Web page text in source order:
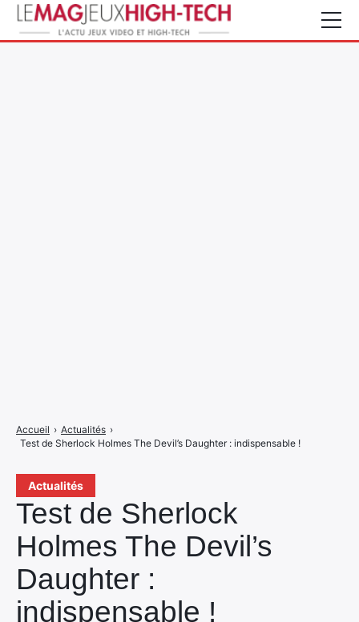
Actualités
Test de Sherlock
Holmes The Devil’s
Daughter :
indispensable !
Accueil › Actualités ›
Test de Sherlock Holmes The Devil’s Daughter : indispensable !